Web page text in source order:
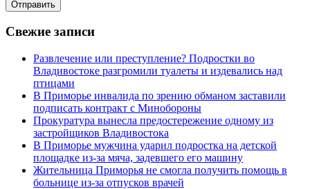
Свежие записи
Развлечение или преступление? Подростки во
Владивостоке разгромили туалеты и издевались над
птицами
В Приморье инвалида по зрению обманом заставили
подписать контракт с Минобороны
Прокуратура вынесла предостережение одному из
застройщиков Владивостока
В Приморье мужчина ударил подростка на детской
площадке из-за мяча, задевшего его машину
Жительница Приморья не смогла получить помощь в
больнице из-за отпусков врачей